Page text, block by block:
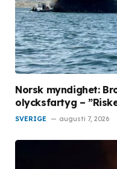
Norsk myndighet:
olycksfartyg –
SVERIGE augusti 7, 2026